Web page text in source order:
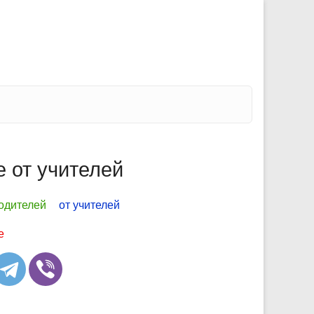
учителей
от учителей